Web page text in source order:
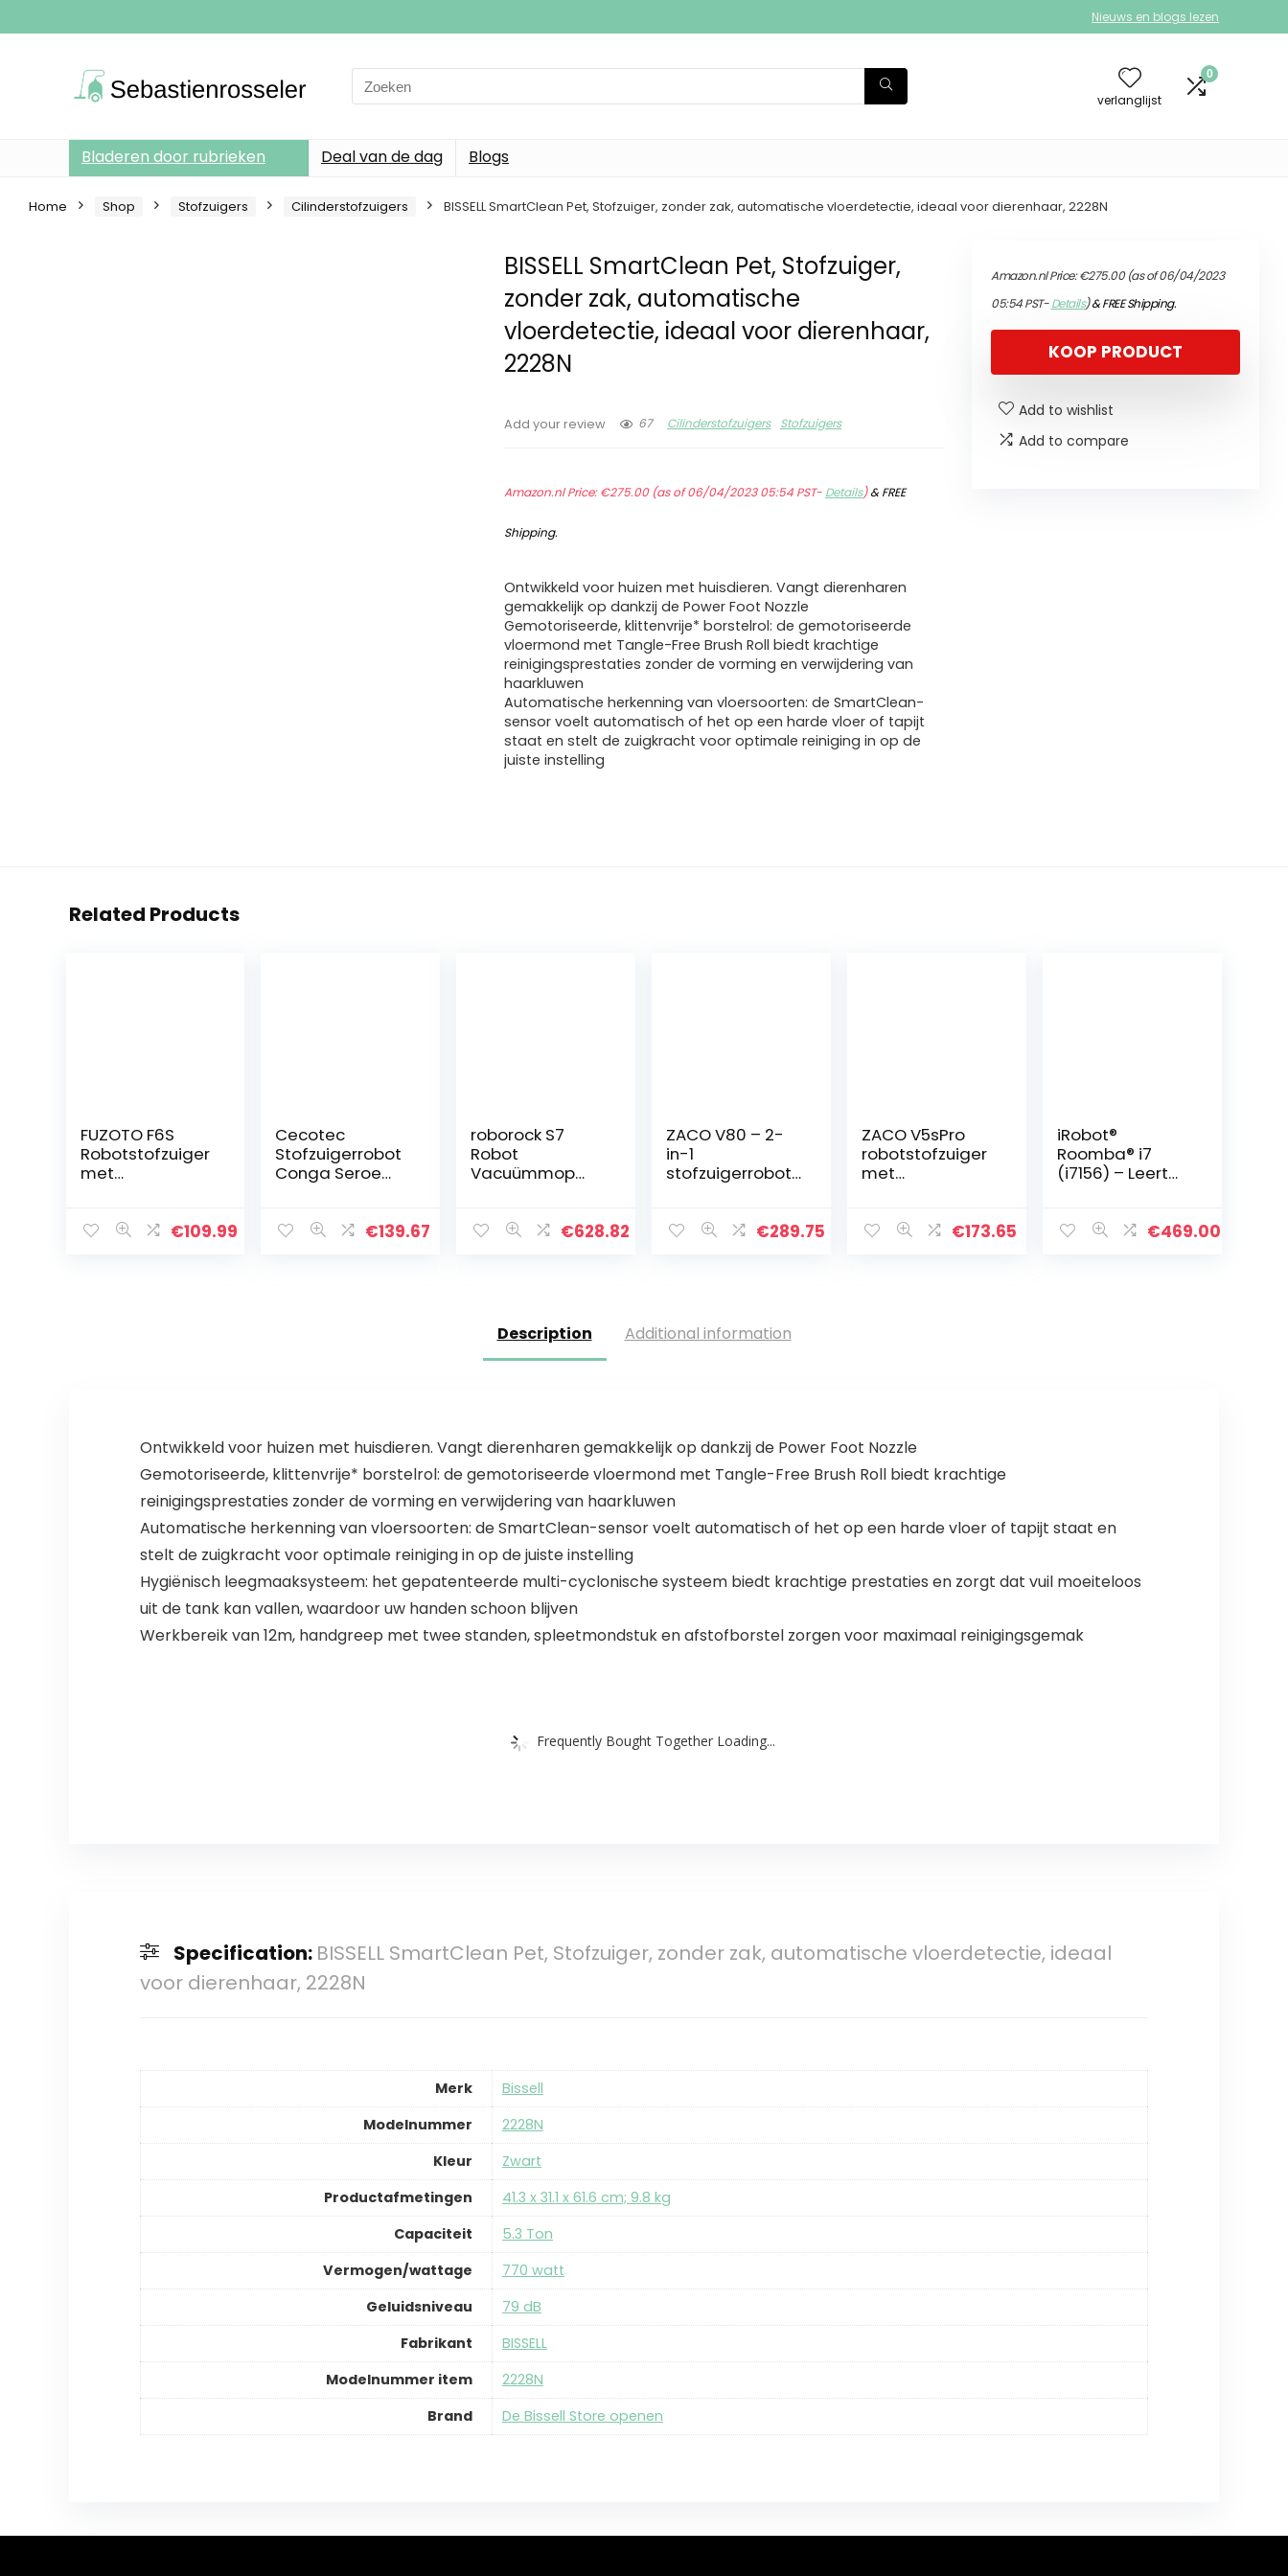
Nieuws en blogs lezen
Search
for:
verlanglijst
0
Bladeren door rubrieken Deal van de dag Blogs
Home Shop Stofzuigers Cilinderstofzuigers BISSELL SmartClean Pet, Stofzuiger, zonder zak, automatische vloerdetectie, ideaal voor dierenhaar, 2228N
BISSELL SmartClean Pet, Stofzuiger,
zonder zak, automatische
vloerdetectie, ideaal voor dierenhaar,
2228N
Add your review 67 Cilinderstofzuigers Stofzuigers
Amazon.nl Price:€275.00(as of 06/04/2023 05:54 PST- Details)&FREE
Shipping.
Ontwikkeld voor huizen met huisdieren. Vangt dierenharen
gemakkelijk op dankzij de Power Foot Nozzle
Gemotoriseerde, klittenvrije* borstelrol: de gemotoriseerde
vloermond met Tangle-Free Brush Roll biedt krachtige
reinigingsprestaties zonder de vorming en verwijdering van
haarkluwen
Automatische herkenning van vloersoorten: de SmartClean-
sensor voelt automatisch of het op een harde vloer of tapijt
staat en stelt de zuigkracht voor optimale reiniging in op de
juiste instelling
Amazon.nl Price:€275.00(as of 06/04/2023
05:54 PST-Details)&FREE Shipping.
KOOP PRODUCT
Add to wishlist
Add to compare
Related Products
FUZOTO F6S
Robotstofzuiger
met
Zuigkracht €109.99
Cecotec
Stofzuigerrobot
Conga Seroe
tegelijkertijd,
€139.67
roborock S7
Robot
Vacuümmop
3000 trillingen
€628.82
ZACO V80 – 2-
in-1
stofzuigerrobot
display –
€289.75
ZACO V5sPro
robotstofzuiger
met
€173.65
iRobot®
Roomba® i7
(i7156) – Leert
perfect in uw
€469.00
Description Additional information
Ontwikkeld voor huizen met huisdieren. Vangt dierenharen gemakkelijk op dankzij de Power Foot Nozzle
Gemotoriseerde, klittenvrije* borstelrol: de gemotoriseerde vloermond met Tangle-Free Brush Roll biedt krachtige
reinigingsprestaties zonder de vorming en verwijdering van haarkluwen
Automatische herkenning van vloersoorten: de SmartClean-sensor voelt automatisch of het op een harde vloer of tapijt staat en
stelt de zuigkracht voor optimale reiniging in op de juiste instelling
Hygiënisch leegmaaksysteem: het gepatenteerde multi-cyclonische systeem biedt krachtige prestaties en zorgt dat vuil moeiteloos
uit de tank kan vallen, waardoor uw handen schoon blijven
Werkbereik van 12m, handgreep met twee standen, spleetmondstuk en afstofborstel zorgen voor maximaal reinigingsgemak
Frequently Bought Together Loading...
Specification: BISSELL SmartClean Pet, Stofzuiger, zonder zak, automatische vloerdetectie, ideaal
voor dierenhaar, 2228N
Merk
‎Bissell
Modelnummer
‎2228N
Kleur
‎Zwart
Productafmetingen
‎41.3 x 31.1 x 61.6 cm; 9.8 kg
Capaciteit
‎5.3 Ton
Vermogen/wattage
‎770 watt
Geluidsniveau
‎79 dB
Fabrikant
‎BISSELL
Modelnummer item
‎2228N
Brand
De Bissell Store openen